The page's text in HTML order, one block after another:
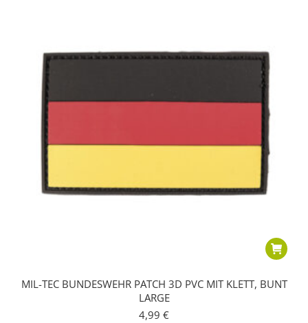
MIL-TEC BUNDESWEHR PATCH 3D PVC MIT KLETT, BUNT
LARGE
4,99 €